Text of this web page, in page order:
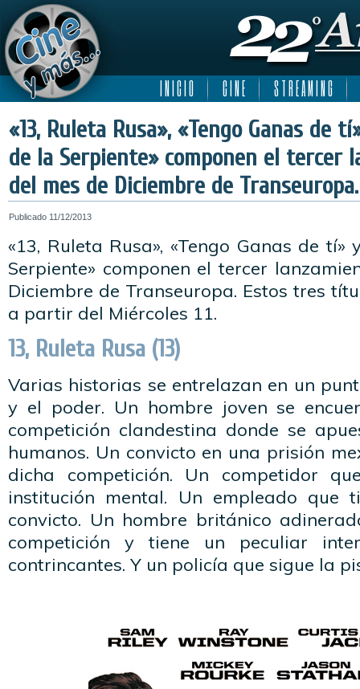
I N I C I O C I N E S T R E A M I N G
«13, Ruleta Rusa», «Tengo Ganas de
de la Serpiente» componen el tercer
del mes de Diciembre de Transeuropa.
Publicado 11/12/2013
«13, Ruleta Rusa», «Tengo Ganas de
Serpiente» componen el tercer
Diciembre de Transeuropa. Estos tres
a partir del Miércoles 11.
13, Ruleta Rusa (13)
Varias historias se entrelazan en un
y el poder. Un hombre joven se
competición clandestina donde se
humanos. Un convicto en una prisión
dicha competición. Un competidor
institución mental. Un empleado que
convicto. Un hombre británico
competición y tiene un peculiar
contrincantes. Y un policía que sigue la